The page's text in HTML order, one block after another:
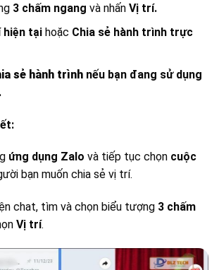
3 chấm ngang và nhấn Vị trí.
hiện tạihoặc Chia sẻ hành trình trực
sẻhành trìnhnếu bạn đang sử dụng
ứng dụng Zalo và tiếp tục chọn cuộc
bạn muốn chia sẻ vị trí.
chat, tìm và chọn biểu tượng 3 chấm
Vị trí.